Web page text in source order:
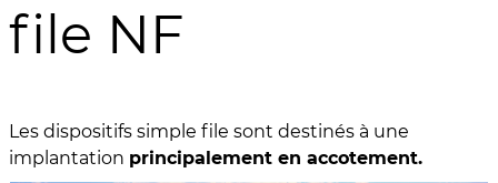
file NF
Les dispositifs simple file sont destinés à une
implantation principalement en accotement.